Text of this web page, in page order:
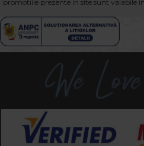
promotiile prezente in site sunt valabile